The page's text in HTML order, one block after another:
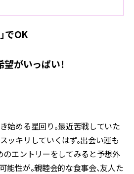
でOK
がいっぱい！
始める星回り。最近苦戦していた
ッキリしていくはず。出会い運も
のエントリーをしてみると予想外
能性が。親睦会的な食事会、友人た